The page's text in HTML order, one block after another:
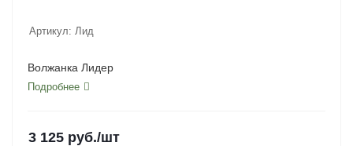
Артикул: Лид
Волжанка Лидер
Подробнее
3 125 руб./шт